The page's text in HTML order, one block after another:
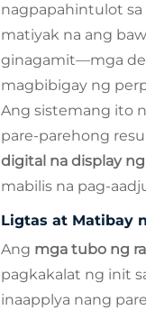
nagpapahintulot sa
matiyak na ang
ginagamit—mga
magbibigay ng
Ang sistemang ito
pare-parehong
digital na display
mabilis na pag-
Ligtas at Matibay
Ang mga tubo ng
pagkakalat ng init
inaapplya nang